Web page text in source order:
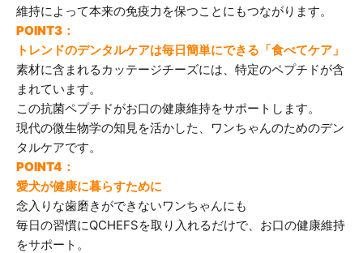
維持によって本来の免疫力を保つことにもつながります。
POINT3：
トレンドのデンタルケアは毎日簡単にできる「食べてケア」
素材に含まれるカッテージチーズには、特定のペプチドが含
まれています。
この抗菌ペプチドがお口の健康維持をサポートします。
現代の微生物学の知見を活かした、ワンちゃんのためのデン
タルケアです。
POINT4：
愛犬が健康に暮らすために
念入りな歯磨きができないワンちゃんにも
毎日の習慣にQCHEFSを取り入れるだけで、お口の健康維持
をサポート。